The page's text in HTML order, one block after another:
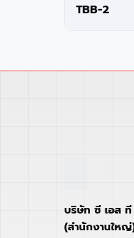
TBB-2
บริษัท ซี เอส
(สำนักงานให